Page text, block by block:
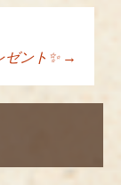
ョ
ゼント✨ →